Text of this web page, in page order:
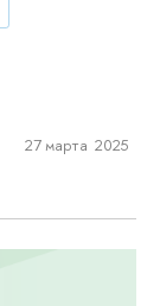
27 марта 2025